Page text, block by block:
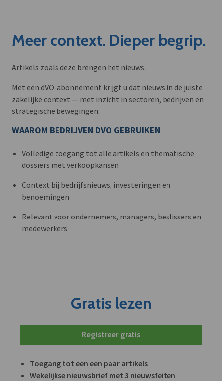
Meer context. Dieper begrip.
Artikels zoals deze brengen het nieuws.
Met een dVO-abonnement krijgt u dat nieuws in de juiste
zakelijke context — met inzicht in sectoren, bedrijven en
strategische bewegingen.
WAAROM BEDRIJVEN DVO GEBRUIKEN
Volledige toegang tot alle artikels en thematische
dossiers met verkoopkansen
Context bij bedrijfsnieuws, investeringen en
benoemingen
Relevant voor ondernemers, managers, beslissers en
medewerkers
Gratis lezen
Registreer gratis
Toegang tot een een paar artikels
Wekelijkse nieuwsbrief met 3 nieuwsfeiten